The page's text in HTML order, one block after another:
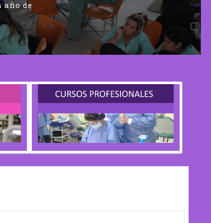
Abrir
año de